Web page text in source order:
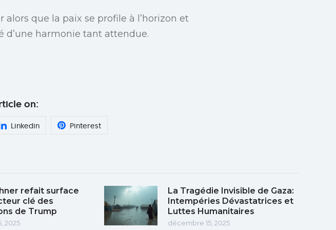
que la paix se profile à l’horizon et
d’une harmonie tant attendue.
on:
Linkedin Pinterest
refait surface
clé des
de Trump
2025
La Tragédie Invisible de Gaza:
Intempéries Dévastatrices et
Luttes Humanitaires
décembre 15, 2025